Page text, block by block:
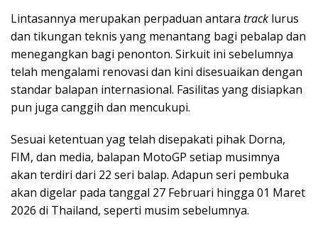
Lintasannya merupakan perpaduan antara track lurus
dan tikungan teknis yang menantang bagi pebalap dan
menegangkan bagi penonton. Sirkuit ini sebelumnya
telah mengalami renovasi dan kini disesuaikan dengan
standar balapan internasional. Fasilitas yang disiapkan
pun juga canggih dan mencukupi.
Sesuai ketentuan yag telah disepakati pihak Dorna,
FIM, dan media, balapan MotoGP setiap musimnya
akan terdiri dari 22 seri balap. Adapun seri pembuka
akan digelar pada tanggal 27 Februari hingga 01 Maret
2026 di Thailand, seperti musim sebelumnya.